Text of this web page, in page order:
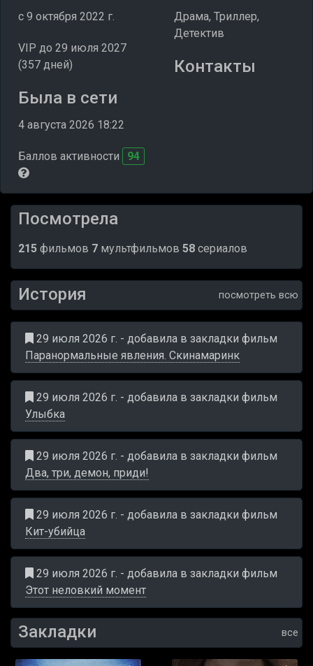
c 9 октября 2022 г.
VIP до 29 июля 2027
(357 дней)
Была в сети
4 августа 2026 18:22
Баллов активности 94
Драма, Триллер,
Детектив
Контакты
Посмотрела
215 фильмов 7 мультфильмов 58 сериалов
История посмотреть всю
29 июля 2026 г. - добавила в закладки фильм
Паранормальные явления. Скинамаринк
29 июля 2026 г. - добавила в закладки фильм
Улыбка
29 июля 2026 г. - добавила в закладки фильм
Два, три, демон, приди!
29 июля 2026 г. - добавила в закладки фильм
Кит-убийца
29 июля 2026 г. - добавила в закладки фильм
Этот неловкий момент
Закладки все